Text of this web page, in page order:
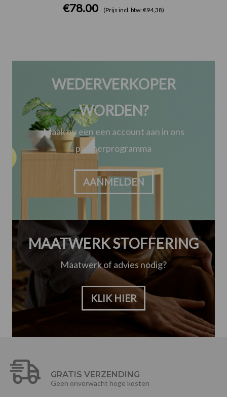
€78.00 (Prijs incl. btw: €94,38)
WEDERVERKOPER
WORDEN?
Maak nu een een account aan in ons
partnerprogramma
AANMELDEN
MAATWERK STOFFERING
Maatwerk of advies nodig?
KLIK HIER
GRATIS VERZENDING
Geen onverwacht hoge kosten